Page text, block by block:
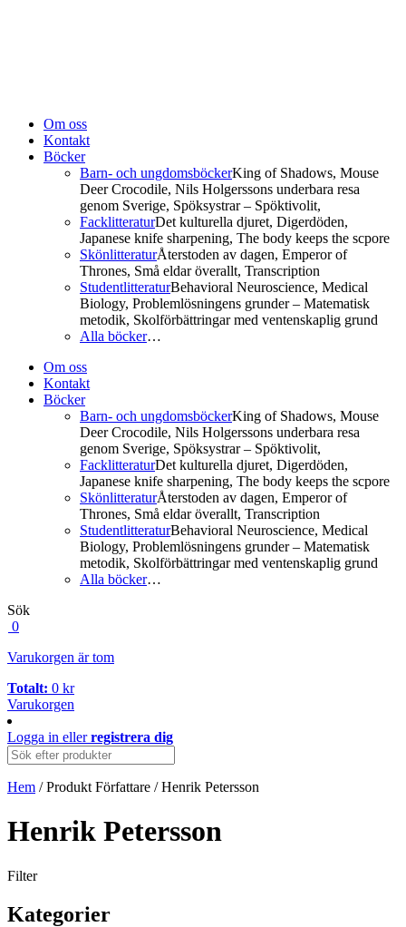
Om oss
Kontakt
Böcker
Barn- och ungdomsböckerKing of Shadows, Mouse
Deer Crocodile, Nils Holgerssons underbara resa
genom Sverige, Spöksystrar – Spöktivolit,
FacklitteraturDet kulturella djuret, Digerdöden,
Japanese knife sharpening, The body keeps the scpore
SkönlitteraturÅterstoden av dagen, Emperor of
Thrones, Små eldar överallt, Transcription
StudentlitteraturBehavioral Neuroscience, Medical
Biology, Problemlösningens grunder – Matematisk
metodik, Skolförbättringar med ventenskaplig grund
Alla böcker…
Om oss
Kontakt
Böcker
Barn- och ungdomsböckerKing of Shadows, Mouse
Deer Crocodile, Nils Holgerssons underbara resa
genom Sverige, Spöksystrar – Spöktivolit,
FacklitteraturDet kulturella djuret, Digerdöden,
Japanese knife sharpening, The body keeps the scpore
SkönlitteraturÅterstoden av dagen, Emperor of
Thrones, Små eldar överallt, Transcription
StudentlitteraturBehavioral Neuroscience, Medical
Biology, Problemlösningens grunder – Matematisk
metodik, Skolförbättringar med ventenskaplig grund
Alla böcker…
Sök
0
Varukorgen är tom
Totalt: 0 kr
Varukorgen
Logga in ellerregistrera dig
Hem / Produkt Författare / Henrik Petersson
Henrik Petersson
Filter
Kategorier